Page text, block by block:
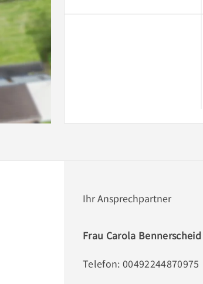
Ihr Ansprechpartner
Frau Carola Bennerscheid
Telefon: 00492244870975